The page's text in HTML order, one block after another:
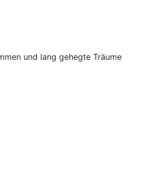
und lang gehegte Träume